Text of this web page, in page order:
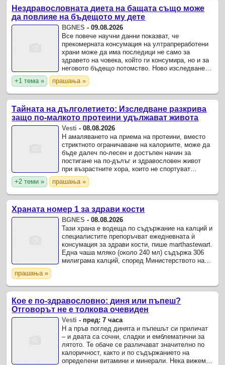
Нездравословната диета на бащата също може
да повлияе на бъдещото му дете
BGNES -09.08.2026
Все повече научни данни показват, че
прекомерната консумация на ултрапреработени
храни може да има последици не само за
здравето на човека, който ги консумира, но и за
неговото бъдещо потомство. Ново изследване
на учени от Бразилия предполага, че
хранителните навици на бащата ...
+1 тема » прашања »
Тайната на дълголетието: Изследване разкрива
защо по-малкото протеини удължават живота
Vesti -08.08.2026
Н амаляването на приема на протеини, вместо
стриктното ограничаване на калориите, може да
бъде далеч по-лесен и достъпен начин за
постигане на по-дълъг и здравословен живот
при възрастните хора, които не спортуват
редовно.
+2 теми » прашања »
Храната номер 1 за здрави кости
BGNES -08.08.2026
Тази храна е водеща по съдържание на калций и
специалистите препоръчват ежедневната ѝ
консумация за здрави кости, пише marthastewart.
Една чаша мляко (около 240 мл) съдържа 306
милиграма калций, според Министерството на
прашања »
Кое е по-здравословно: диня или пъпеш?
Отговорът не е толкова очевиден
Vesti - пред: 7 часа
Н а пръв поглед динята и пъпешът си приличат
– и двата са сочни, сладки и емблематични за
лятото. Те обаче се различават значително по
калоричност, както и по съдържанието на
определени витамини и минерали. Нека вижeм